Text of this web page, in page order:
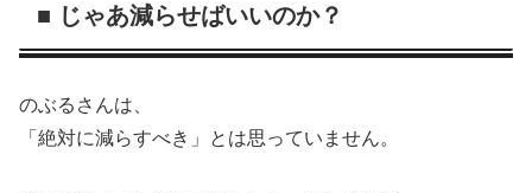
■ じゃあ減らせばいいのか？
のぶるさんは、
「絶対に減らすべき」とは思っていません。